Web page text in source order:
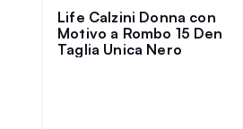
Life Calzini Donna con
Motivo a Rombo 15 Den
Taglia Unica Nero